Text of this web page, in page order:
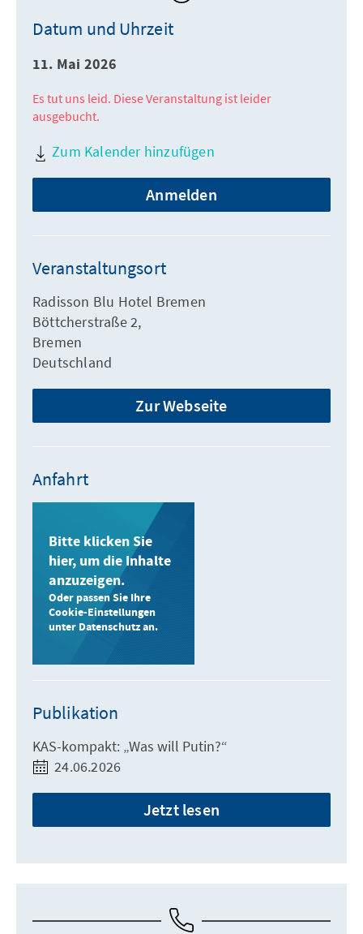
Datum und Uhrzeit
11. Mai 2026
Es tut uns leid. Diese Veranstaltung ist leider
ausgebucht.
Zum Kalender hinzufügen
Anmelden
Veranstaltungsort
Radisson Blu Hotel Bremen
Böttcherstraße 2,
Bremen
Deutschland
Zur Webseite
Anfahrt
Bitte klicken Sie
hier, um die Inhalte
anzuzeigen.
Oder passen Sie Ihre
Cookie-Einstellungen
unter Datenschutz an.
Publikation
KAS-kompakt: „Was will Putin?“
24.06.2026
Jetzt lesen